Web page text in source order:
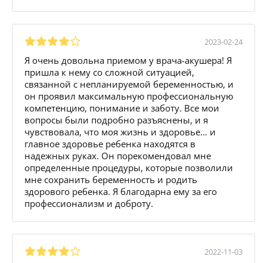
2023-02-24
Я очень довольна приемом у врача-акушера! Я
пришла к нему со сложной ситуацией,
связанной с непланируемой беременностью, и
он проявил максимальную профессиональную
компетенцию, понимание и заботу. Все мои
вопросы были подробно разъяснены, и я
чувствовала, что моя жизнь и здоровье… и
главное здоровье ребенка находятся в
надежных руках. Он порекомендовал мне
определенные процедуры, которые позволили
мне сохранить беременность и родить
здорового ребенка. Я благодарна ему за его
профессионализм и доброту.
2022-11-03